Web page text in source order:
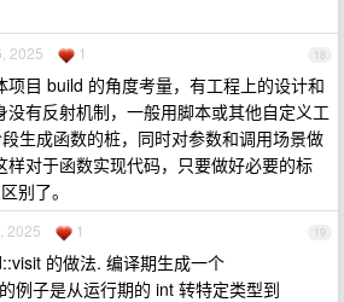
18
2025 1
项目 build 的角度考量，有工程上的设计和
没有反射机制，一般用脚本或其他自定义工
生成函数的桩，同时对参数和调用场景做
样对于函数实现代码，只要做好必要的标
别了。
19
2025 1
的做法. 编译期生成一个
例子是从运行期的 int 转特定类型到